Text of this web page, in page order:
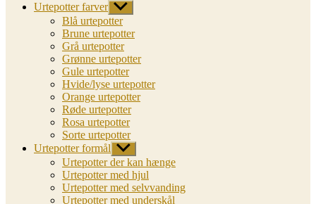
Urtepotter farver Vis
undermenu
Blå urtepotter
Brune urtepotter
Grå urtepotter
Grønne urtepotter
Gule urtepotter
Hvide/lyse urtepotter
Orange urtepotter
Røde urtepotter
Rosa urtepotter
Sorte urtepotter
Urtepotter formål Vis
undermenu
Urtepotter der kan hænge
Urtepotter med hjul
Urtepotter med selvvanding
Urtepotter med underskål